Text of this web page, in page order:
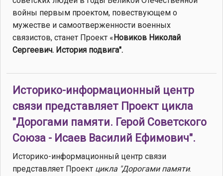
войны первым проектом, повествующем о
мужестве и самоотверженности военных
связистов, станет Проект «Новиков Николай
Сергеевич. История подвига".
Историко-информационный центр
связи представляет Проект цикла
"Дорогами памяти. Герой Советского
Союза - Исаев Василий Ефимович".
Историко-информационный центр связи
представляет Проект цикла "Дорогами памяти.